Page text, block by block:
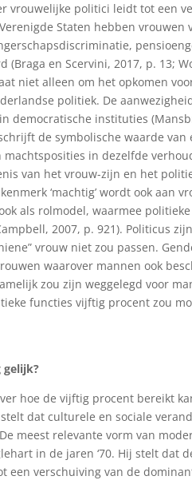
vrouwelijke politici leidt tot een
Staten hebben vrouwen
en Scervini, 2017, p. 13;
niet alleen om het opkomen
politiek. De
democratische instituties
de symbolische waarde
in dezelfde
van het vrouw-zijn en het
‘machtig’ wordt ook aan
als rolmodel, waarmee
2007, p. 921). Politicus
vrouw niet zou passen.
waarover mannen ook
zou zijn weggelegd voor
functies vijftig procent zou
gelijk?
hoe de vijftig procent bereikt
dat culturele en sociale
meest relevante vorm van
in de jaren ‘70. Hij stelt dat
een verschuiving van de